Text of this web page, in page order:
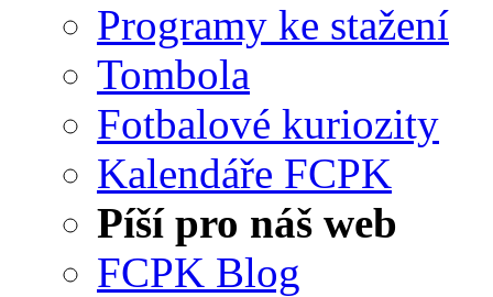
Programy ke stažení
Tombola
Fotbalové kuriozity
Kalendáře FCPK
Píší pro náš web
FCPK Blog